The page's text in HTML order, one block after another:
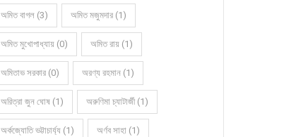
অমিত বাগল (3) অমিত মজুমদার (1)
অমিত মুখোপাধ্যায় (0) অমিত রায় (1)
অমিতাভ সরকার (0) অরণ্য রহমান (1)
অরিত্রা জুন ঘোষ (1) অরুণিমা চ্যাটার্জী (1)
অর্কজ্যোতি ভট্টাচার্য্য (1) অর্ণব সাহা (1)